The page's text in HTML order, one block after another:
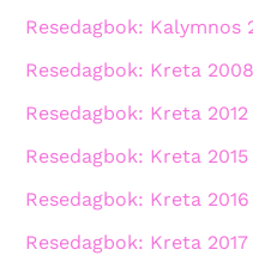
Resedagbok: Kalymnos
Resedagbok: Kreta 2008
Resedagbok: Kreta 2012
Resedagbok: Kreta 2015
Resedagbok: Kreta 2016
Resedagbok: Kreta 2017